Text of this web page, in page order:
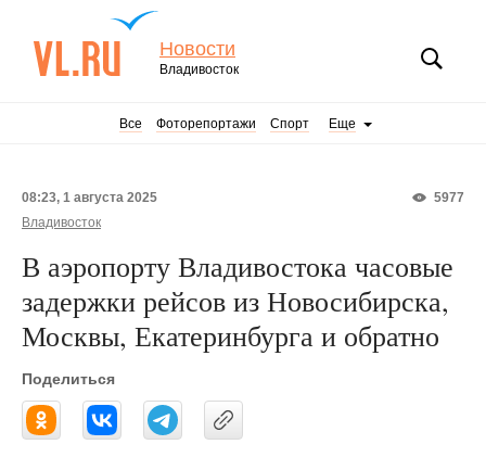
Новости
Владивосток
Все Фоторепортажи Спорт Еще
5977
08:23, 1 августа 2025
Владивосток
В аэропорту Владивостока часовые
задержки рейсов из Новосибирска,
Москвы, Екатеринбурга и обратно
Поделиться